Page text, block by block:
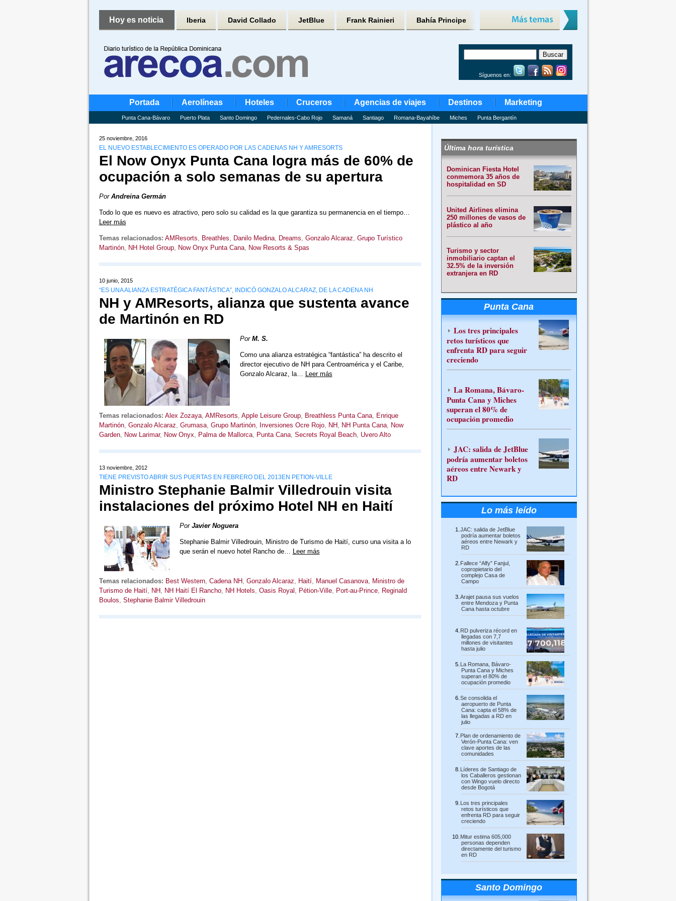
Hoy es noticia Iberia David Collado JetBlue Frank Rainieri Bahía Principe
Síguenos en:
Portada Aerolíneas Hoteles Cruceros Agencias de viajes Destinos Marketing
Punta Cana-Bávaro Puerto Plata Santo Domingo Pedernales-Cabo Rojo Samaná Santiago Romana-Bayahíbe Miches Punta Bergantín
25 noviembre, 2016
EL NUEVO ESTABLECIMIENTO ES OPERADO POR LAS CADENAS NH Y AMRESORTS
El Now Onyx Punta Cana logra más de 60% de
ocupación a solo semanas de su apertura
Por Andreina Germán
Todo lo que es nuevo es atractivo, pero solo su calidad es la que garantiza su permanencia en el tiempo…
Leer más
Temas relacionados: AMResorts, Breathles, Danilo Medina, Dreams, Gonzalo Alcaraz, Grupo Turístico
Martinón, NH Hotel Group, Now Onyx Punta Cana, Now Resorts & Spas
10 junio, 2015
“ES UNA ALIANZA ESTRATÉGICA FANTÁSTICA”, INDICÓ GONZALO ALCARAZ, DE LA CADENA NH
NH y AMResorts, alianza que sustenta avance
de Martinón en RD
Por M. S.
Como una alianza estratégica “fantástica” ha descrito el
director ejecutivo de NH para Centroamérica y el Caribe,
Gonzalo Alcaraz, la… Leer más
Temas relacionados: Alex Zozaya, AMResorts, Apple Leisure Group, Breathless Punta Cana, Enrique
Martinón, Gonzalo Alcaraz, Grumasa, Grupo Martinón, Inversiones Ocre Rojo, NH, NH Punta Cana, Now
Garden, Now Larimar, Now Onyx, Palma de Mallorca, Punta Cana, Secrets Royal Beach, Uvero Alto
13 noviembre, 2012
TIENE PREVISTO ABRIR SUS PUERTAS EN FEBRERO DEL 2013EN PETION-VILLE
Ministro Stephanie Balmir Villedrouin visita
instalaciones del próximo Hotel NH en Haití
Por Javier Noguera
Stephanie Balmir Villedrouin, Ministro de Turismo de Haití, curso una visita a lo
que serán el nuevo hotel Rancho de… Leer más
Temas relacionados: Best Western, Cadena NH, Gonzalo Alcaraz, Haití, Manuel Casanova, Ministro de
Turismo de Haití, NH, NH Haití El Rancho, NH Hotels, Oasis Royal , Pétion-Ville, Port-au-Prince, Reginald
Boulos, Stephanie Balmir Villedrouin
Última hora turística
Dominican Fiesta Hotel
conmemora 35 años de
hospitalidad en SD
United Airlines elimina
250 millones de vasos de
plástico al año
Turismo y sector
inmobiliario captan el
32.5% de la inversión
extranjera en RD
Punta Cana
Los tres principales
retos turísticos que
enfrenta RD para seguir
creciendo
La Romana, Bávaro-
Punta Cana y Miches
superan el 80% de
ocupación promedio
JAC: salida de JetBlue
podría aumentar boletos
aéreos entre Newark y
RD
Lo más leído
JAC: salida de JetBlue
podría aumentar boletos
aéreos entre Newark y
RD
Fallece “Alfy” Fanjul,
copropietario del
complejo Casa de
Campo
Arajet pausa sus vuelos
entre Mendoza y Punta
Cana hasta octubre
RD pulveriza récord en
llegadas con 7,7
millones de visitantes
hasta julio
La Romana, Bávaro-
Punta Cana y Miches
superan el 80% de
ocupación promedio
Se consolida el
aeropuerto de Punta
Cana: capta el 58% de
las llegadas a RD en
julio
Plan de ordenamiento de
Verón-Punta Cana: ven
clave aportes de las
comunidades
Líderes de Santiago de
los Caballeros gestionan
con Wingo vuelo directo
desde Bogotá
Los tres principales
retos turísticos que
enfrenta RD para seguir
creciendo
Mitur estima 605,000
personas dependen
directamente del turismo
en RD
Santo Domingo